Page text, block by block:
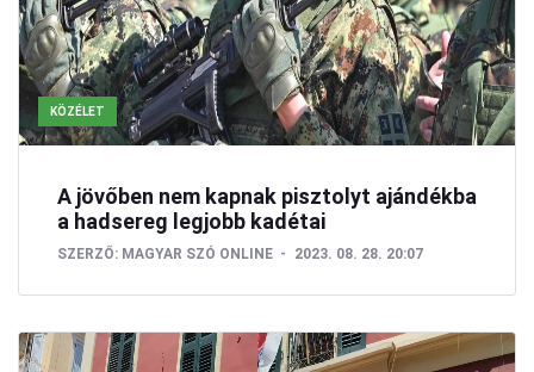
KÖZÉLET
A jövőben nem kapnak pisztolyt ajándékba
a hadsereg legjobb kadétai
SZERZŐ: MAGYAR SZÓ ONLINE 2023. 08. 28. 20:07